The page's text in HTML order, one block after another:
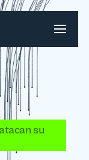
su